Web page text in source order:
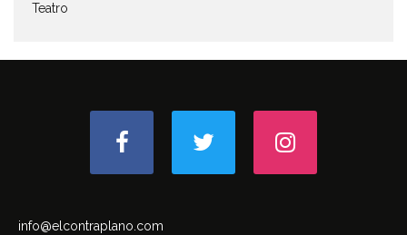
Teatro
info@elcontraplano.com